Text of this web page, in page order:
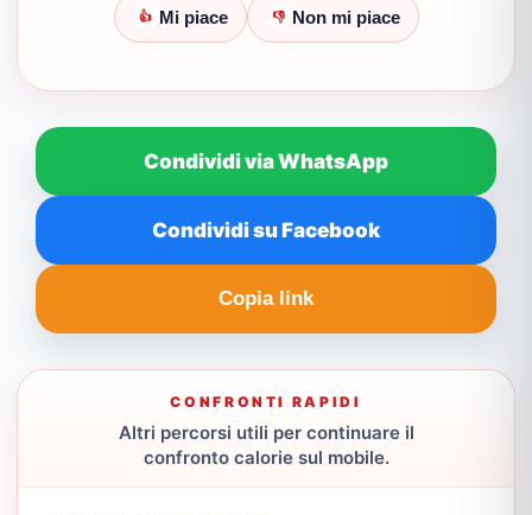
👍 Mi piace 👎 Non mi piace
Condividi via WhatsApp
Condividi su Facebook
Copia link
CONFRONTI RAPIDI
Altri percorsi utili per continuare il
confronto calorie sul mobile.